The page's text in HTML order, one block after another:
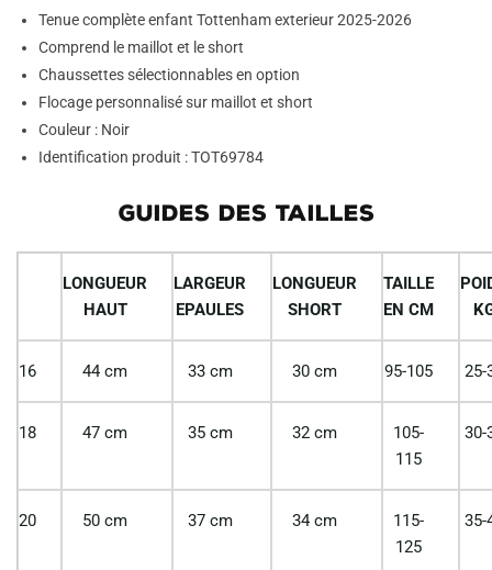
Tenue complète enfant Tottenham exterieur 2025-2026
Comprend le maillot et le short
Chaussettes sélectionnables en option
Flocage personnalisé sur maillot et short
Couleur : Noir
Identification produit : TOT69784
GUIDES DES TAILLES
LONGUEUR
HAUT
LARGEUR
EPAULES
LONGUEUR
SHORT
TAILLE
EN CM
16 44 cm 33 cm 30 cm 95-105 25-
18 47 cm 35 cm 32 cm
105-
115
30-
20 50 cm 37 cm 34 cm
115-
125
35-